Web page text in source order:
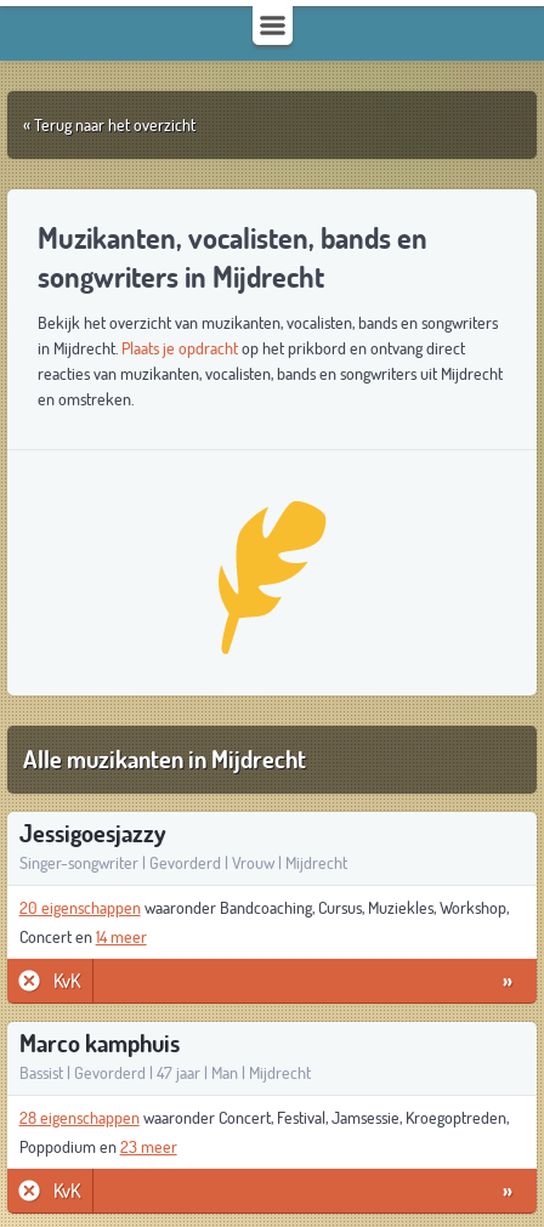
« Terug naar het overzicht
Muzikanten, vocalisten, bands en
songwriters in Mijdrecht
Bekijk het overzicht van muzikanten, vocalisten, bands en songwriters
in Mijdrecht. Plaats je opdrachtop het prikbord en ontvang direct
reacties van muzikanten, vocalisten, bands en songwriters uit Mijdrecht
en omstreken.
Alle muzikanten in Mijdrecht
Jessigoesjazzy
Singer-songwriter | Gevorderd | Vrouw | Mijdrecht
20 eigenschappenwaaronder Bandcoaching, Cursus, Muziekles, Workshop,
Concert en14 meer
KvK »
Marco kamphuis
Bassist | Gevorderd | 47 jaar | Man | Mijdrecht
28 eigenschappenwaaronder Concert, Festival, Jamsessie, Kroegoptreden,
Poppodium en23 meer
KvK »